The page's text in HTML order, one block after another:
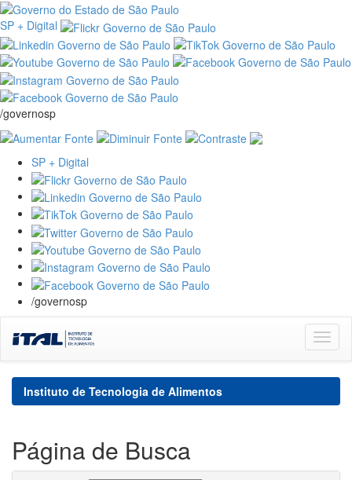
SP + Digital
/governosp
SP + Digital
/governosp
navigation
Instituto de Tecnologia de Alimentos
Página de Busca